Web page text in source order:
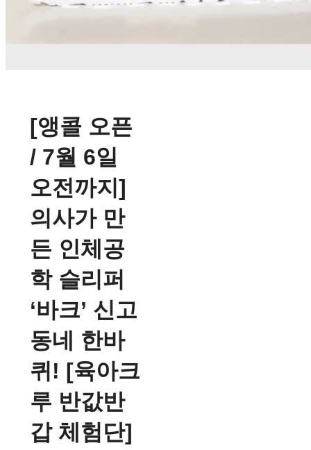
[앵콜 오픈
/ 7월 6일
오전까지]
의사가 만
든 인체공
학 슬리퍼
‘바크’ 신고
동네 한바
퀴! [육아크
루 반값반
갑 체험단]